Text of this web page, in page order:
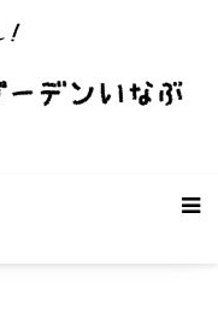
的なキャンプ場です。お